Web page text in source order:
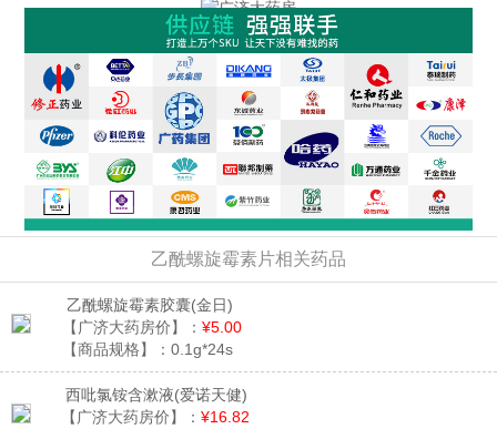
乙酰螺旋霉素片相关药品
乙酰螺旋霉素胶囊(金日)
【广济大药房价】： ¥5.00
【商品规格】： 0.1g*24s
西吡氯铵含漱液(爱诺天健)
【广济大药房价】： ¥16.82